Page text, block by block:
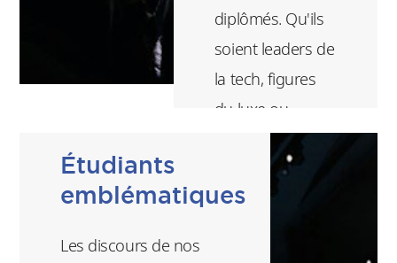
diplômés. Qu'ils
soient leaders de
la tech, figures
du luxe ou
présidents de
grands médias,
ces Guest
Étudiants
emblématiques
Les discours de nos